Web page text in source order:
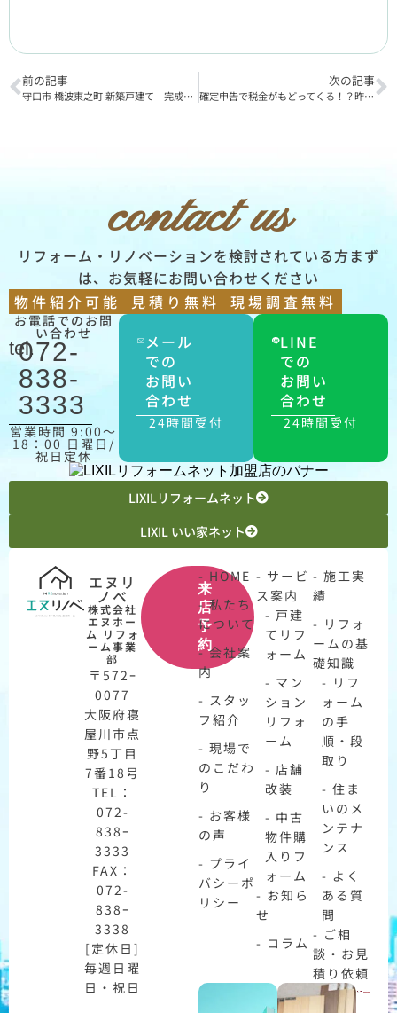
前の記事
守口市 橋波東之町 新築戸建て 完成！！
次の記事
確定申告で税金がもどってくる！？昨年リフォームした人、今検討中の人が知っておきたい『所得税控除』とは？
contact us
リフォーム・リノベーションを検討されている方まず
は、お気軽にお問い合わせください
物件紹介可能
見積り無料 現場調査無料
お電話でのお問
い合わせ
tel.
072-
838-
3333
営業時間 9:00〜
18：00 日曜日/
祝日定休
メール
での
お問い
合わせ
24時間受付
LINE
での
お問い
合わせ
24時間受付
LIXILリフォームネット
LIXIL いい家ネット
エヌリ
ノベ
株式会社
エヌホー
ム リフォ
ーム事業
部
〒572ｰ
0077
大阪府寝
屋川市点
野5丁目
7番18号
TEL：
072-
838ｰ
3333
FAX：
072-
838ｰ
3338
[定休日]
毎週日曜
日・祝日
来
店
予
約
- HOME
- 私たち
について
- 会社案
内
- スタッ
フ紹介
- 現場で
のこだわ
り
- お客様
の声
- プライ
バシーポ
リシー
- サービ
ス案内
- 戸建
てリフ
ォーム
- マン
ション
リフォ
ーム
- 店舗
改装
- 中古
物件購
入りフ
ォーム
- お知ら
せ
- コラム
- 施工実
績
- リフォ
ームの基
礎知識
- リフ
ォーム
の手
順・段
取り
- 住ま
いのメ
ンテナ
ンス
- よく
ある質
問
- ご相
談・お見
積り依頼